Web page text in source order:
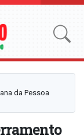
da Pessoa